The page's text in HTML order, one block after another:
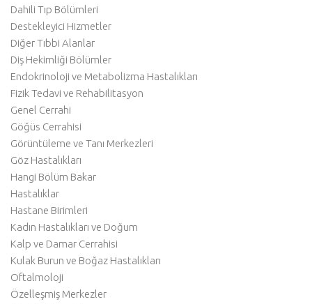
Dahili Tıp Bölümleri
Destekleyici Hizmetler
Diğer Tıbbi Alanlar
Diş Hekimliği Bölümler
Endokrinoloji ve Metabolizma Hastalıkları
Fizik Tedavi ve Rehabilitasyon
Genel Cerrahi
Göğüs Cerrahisi
Görüntüleme ve Tanı Merkezleri
Göz Hastalıkları
Hangi Bölüm Bakar
Hastalıklar
Hastane Birimleri
Kadın Hastalıkları ve Doğum
Kalp ve Damar Cerrahisi
Kulak Burun ve Boğaz Hastalıkları
Oftalmoloji
Özelleşmiş Merkezler